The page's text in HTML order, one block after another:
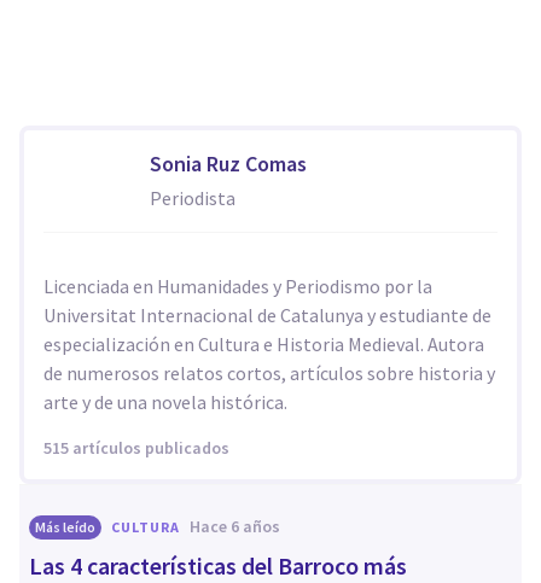
Sonia Ruz Comas
Periodista
Licenciada en Humanidades y Periodismo por la
Universitat Internacional de Catalunya y estudiante de
especialización en Cultura e Historia Medieval. Autora
de numerosos relatos cortos, artículos sobre historia y
arte y de una novela histórica.
515 artículos publicados
Más leído CULTURA hace 6 años
Las 4 características del Barroco más